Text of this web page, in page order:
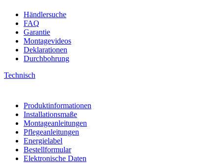
Händlersuche
FAQ
Garantie
Montagevideos
Deklarationen
Durchbohrung
Technisch
Produktinformationen
Installationsmaße
Montageanleitungen
Pflegeanleitungen
Energielabel
Bestellformular
Elektronische Daten